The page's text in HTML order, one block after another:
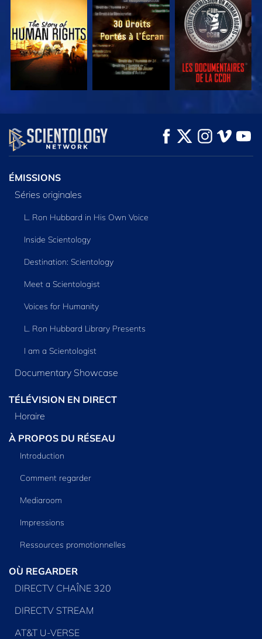
REGARDER REGARDER REGARDER
REGARDER REGARDER
DÉCOUVRIR LES
SÉRIES
ÉMISSIONS
Séries originales
L. Ron Hubbard in His Own Voice
Inside Scientology
Destination: Scientology
Meet a Scientologist
Voices for Humanity
L. Ron Hubbard Library Presents
I am a Scientologist
Documentary Showcase
TÉLÉVISION EN DIRECT
Horaire
À PROPOS DU RÉSEAU
Introduction
Comment regarder
Mediaroom
Impressions
Ressources promotionnelles
OÙ REGARDER
DIRECTV CHAÎNE 320
DIRECTV STREAM
AT&T U-VERSE